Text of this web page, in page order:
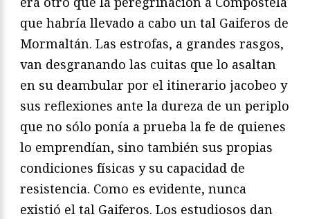
que habría llevado a cabo un tal Gaiferos de
Mormaltán. Las estrofas, a grandes rasgos,
van desgranando las cuitas que lo asaltan
en su deambular por el itinerario jacobeo y
sus reflexiones ante la dureza de un periplo
que no sólo ponía a prueba la fe de quienes
lo emprendían, sino también sus propias
condiciones físicas y su capacidad de
resistencia. Como es evidente, nunca
existió el tal Gaiferos. Los estudiosos dan